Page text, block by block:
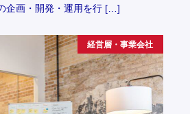
企画・開発・運用を行 […]
経営層・事業会社